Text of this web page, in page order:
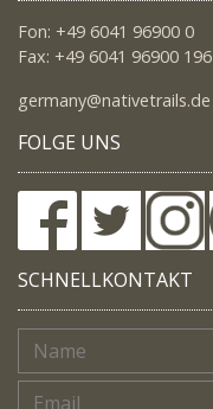
Fon: +49 6041 96900 0
Fax: +49 6041 96900 196
germany@nativetrails.de
FOLGE UNS
SCHNELLKONTAKT